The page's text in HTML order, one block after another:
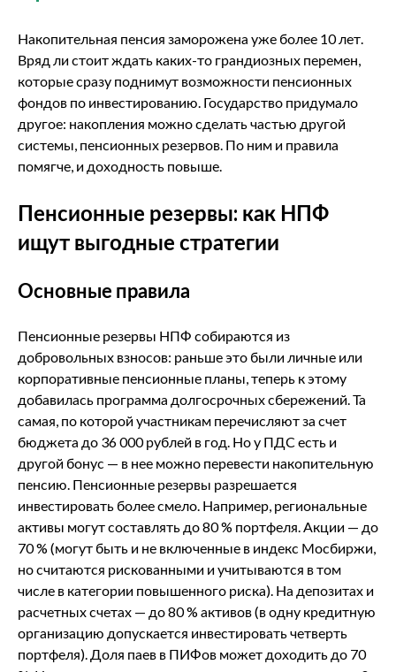
Накопительная пенсия заморожена уже более 10 лет.
Вряд ли стоит ждать каких-то грандиозных перемен,
которые сразу поднимут возможности пенсионных
фондов по инвестированию. Государство придумало
другое: накопления можно сделать частью другой
системы, пенсионных резервов. По ним и правила
помягче, и доходность повыше.
Пенсионные резервы: как НПФ
ищут выгодные стратегии
Основные правила
Пенсионные резервы НПФ собираются из
добровольных взносов: раньше это были личные или
корпоративные пенсионные планы, теперь к этому
добавилась программа долгосрочных сбережений. Та
самая, по которой участникам перечисляют за счет
бюджета до 36 000 рублей в год. Но у ПДС есть и
другой бонус — в нее можно перевести накопительную
пенсию. Пенсионные резервы разрешается
инвестировать более смело. Например, региональные
активы могут составлять до 80 % портфеля. Акции — до
70 % (могут быть и не включенные в индекс Мосбиржи,
но считаются рискованными и учитываются в том
числе в категории повышенного риска). На депозитах и
расчетных счетах — до 80 % активов (в одну кредитную
организацию допускается инвестировать четверть
портфеля). Доля паев в ПИФов может доходить до 70